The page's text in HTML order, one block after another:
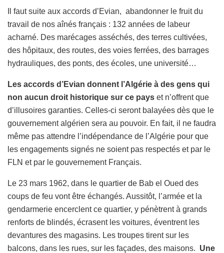
Il faut suite aux accords d’Evian, abandonner le fruit du
travail de nos aînés français : 132 années de labeur
acharné. Des marécages asséchés, des terres cultivées,
des hôpitaux, des routes, des voies ferrées, des barrages
hydrauliques, des ponts, des écoles, une université…
Les accords d’Evian donnent l’Algérie à des gens qui
non aucun droit historique sur ce pays et n’offrent que
d’illusoires garanties. Celles-ci seront balayées dès que le
gouvernement algérien sera au pouvoir. En fait, il ne faudra
même pas attendre l’indépendance de l’Algérie pour que
les engagements signés ne soient pas respectés et par le
FLN et par le gouvernement Français.
Le 23 mars 1962, dans le quartier de Bab el Oued des
coups de feu vont être échangés. Aussitôt, l’armée et la
gendarmerie encerclent ce quartier, y pénètrent à grands
renforts de blindés, écrasent les voitures, éventrent les
devantures des magasins. Les troupes tirent sur les
balcons, dans les rues, sur les façades, des maisons. Une